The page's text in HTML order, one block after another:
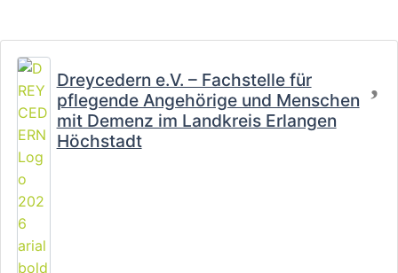
Dreycedern e.V. – Fachstelle für
pflegende Angehörige und Menschen
mit Demenz im Landkreis Erlangen
Höchstadt